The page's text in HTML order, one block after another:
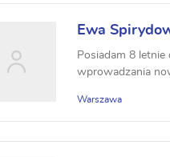
Ewa
Posiadam 8
wprowadzania
Warszawa